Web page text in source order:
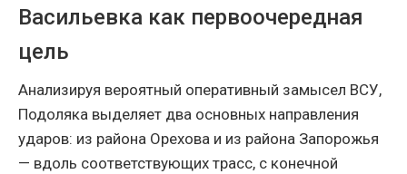
Васильевка как первоочередная
цель
Анализируя вероятный оперативный замысел ВСУ,
Подоляка выделяет два основных направления
ударов: из района Орехова и из района Запорожья
— вдоль соответствующих трасс, с конечной